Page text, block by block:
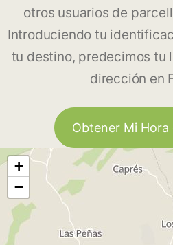
otros usuarios de
Introduciendo tu
tu destino, predecimos tu
dirección en
Obtener Mi Hora
+
−